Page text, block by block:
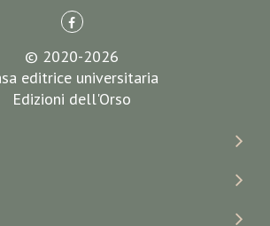
© 2020-2026
editrice universitaria
Edizioni dell'Orso